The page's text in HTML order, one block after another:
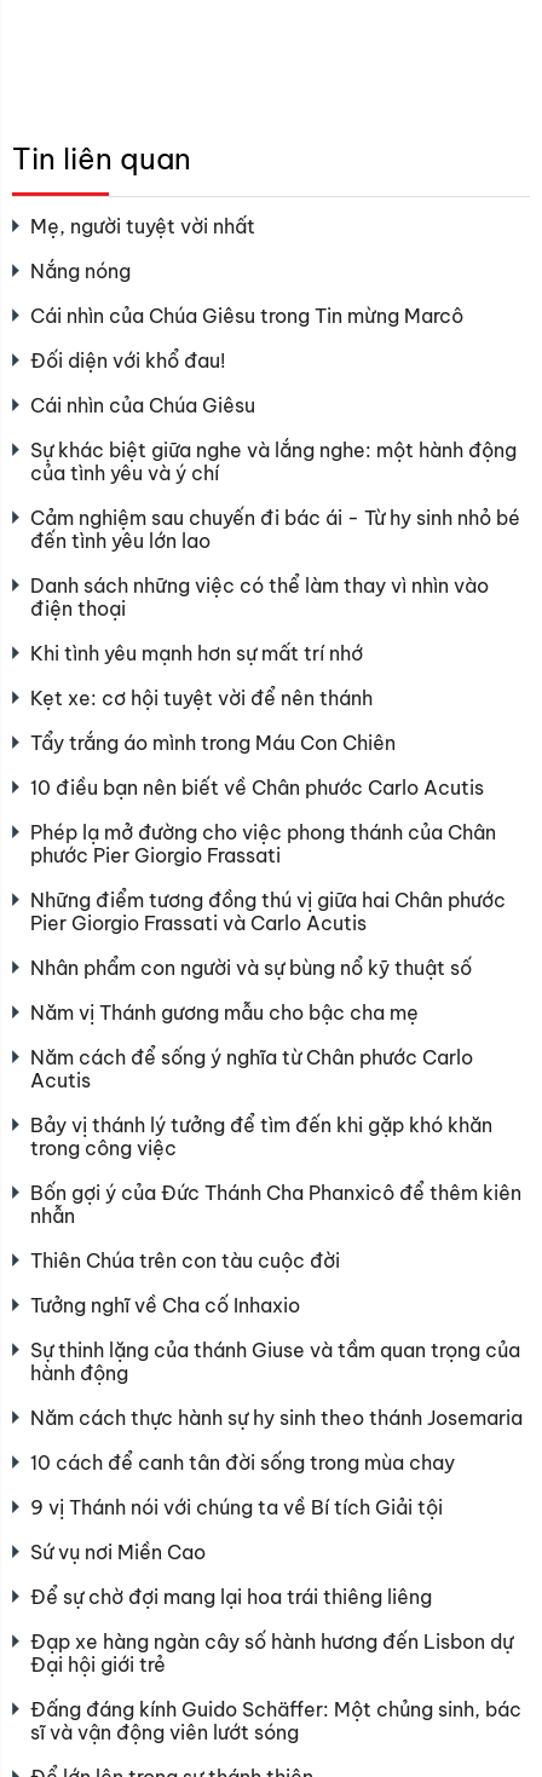
Tin liên quan
Mẹ, người tuyệt vời nhất
Nắng nóng
Cái nhìn của Chúa Giêsu trong Tin mừng Marcô
Đối diện với khổ đau!
Cái nhìn của Chúa Giêsu
Sự khác biệt giữa nghe và lắng nghe: một hành động
của tình yêu và ý chí
Cảm nghiệm sau chuyến đi bác ái - Từ hy sinh nhỏ bé
đến tình yêu lớn lao
Danh sách những việc có thể làm thay vì nhìn vào
điện thoại
Khi tình yêu mạnh hơn sự mất trí nhớ
Kẹt xe: cơ hội tuyệt vời để nên thánh
Tẩy trắng áo mình trong Máu Con Chiên
10 điều bạn nên biết về Chân phước Carlo Acutis
Phép lạ mở đường cho việc phong thánh của Chân
phước Pier Giorgio Frassati
Những điểm tương đồng thú vị giữa hai Chân phước
Pier Giorgio Frassati và Carlo Acutis
Nhân phẩm con người và sự bùng nổ kỹ thuật số
Năm vị Thánh gương mẫu cho bậc cha mẹ
Năm cách để sống ý nghĩa từ Chân phước Carlo
Acutis
Bảy vị thánh lý tưởng để tìm đến khi gặp khó khăn
trong công việc
Bốn gợi ý của Đức Thánh Cha Phanxicô để thêm kiên
nhẫn
Thiên Chúa trên con tàu cuộc đời
Tưởng nghĩ về Cha cố Inhaxio
Sự thinh lặng của thánh Giuse và tầm quan trọng của
hành động
Năm cách thực hành sự hy sinh theo thánh Josemaria
10 cách để canh tân đời sống trong mùa chay
9 vị Thánh nói với chúng ta về Bí tích Giải tội
Sứ vụ nơi Miền Cao
Để sự chờ đợi mang lại hoa trái thiêng liêng
Đạp xe hàng ngàn cây số hành hương đến Lisbon dự
Đại hội giới trẻ
Đấng đáng kính Guido Schäffer: Một chủng sinh, bác
sĩ và vận động viên lướt sóng